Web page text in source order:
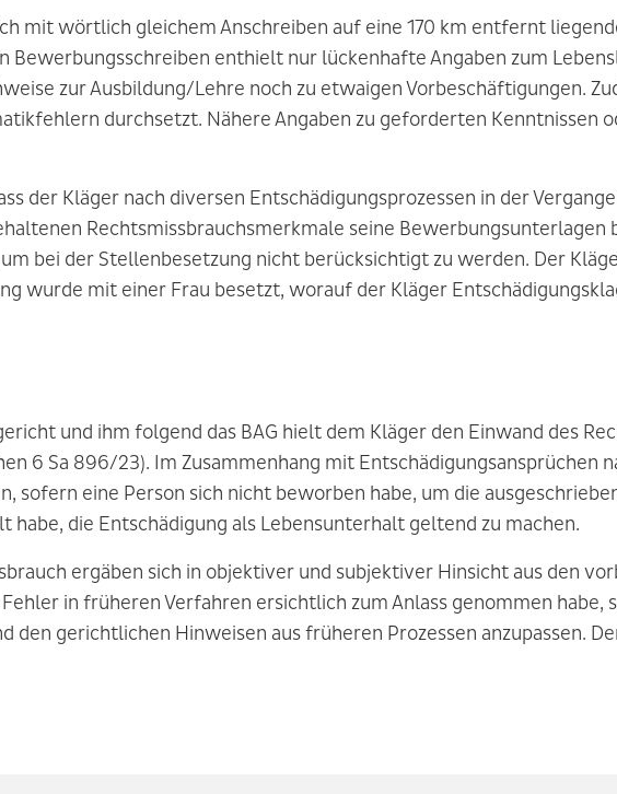
mit wörtlich gleichem Anschreiben auf eine 170 km entfernt
Bewerbungsschreiben enthielt nur lückenhafte Angaben zum
zur Ausbildung/Lehre noch zu etwaigen Vorbeschäftigungen.
durchsetzt. Nähere Angaben zu geforderten Kenntnissen
der Kläger nach diversen Entschädigungsprozessen in der
Rechtsmissbrauchsmerkmale seine Bewerbungsunterlagen
bei der Stellenbesetzung nicht berücksichtigt zu werden. Der
wurde mit einer Frau besetzt, worauf der Kläger
und ihm folgend das BAG hielt dem Kläger den Einwand des
6 Sa 896/23). Im Zusammenhang mit Entschädigungsansprüchen
sofern eine Person sich nicht beworben habe, um die
habe, die Entschädigung als Lebensunterhalt geltend zu machen.
ergäben sich in objektiver und subjektiver Hinsicht aus den
in früheren Verfahren ersichtlich zum Anlass genommen habe,
den gerichtlichen Hinweisen aus früheren Prozessen anzupassen.